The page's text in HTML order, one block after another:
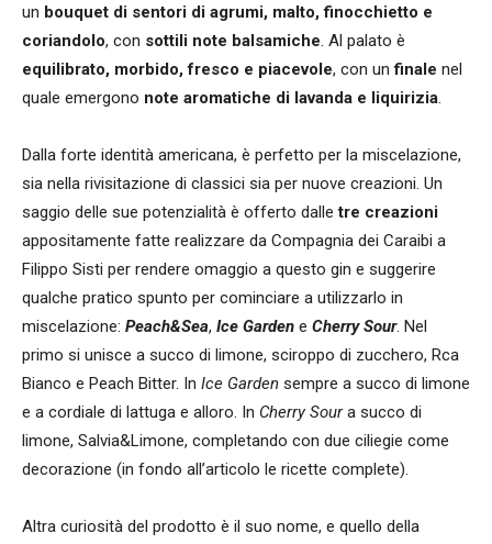
un bouquet di sentori di agrumi, malto, finocchietto e
coriandolo, con sottili note balsamiche . Al palato è
equilibrato, morbido, fresco e piacevole, con unfinale nel
quale emergono note aromatiche di lavanda e liquirizia
Dalla forte identità americana, è perfetto per la miscelazione,
sia nella rivisitazione di classici sia per nuove creazioni. Un
saggio delle sue potenzialità è offerto dalletre creazioni
appositamente fatte realizzare da Compagnia dei Caraibi a
Filippo Sisti per rendere omaggio a questo gin e suggerire
qualche pratico spunto per cominciare a utilizzarlo in
miscelazione: Peach&Sea, Ice Garden e Cherry Sour. Nel
primo si unisce a succo di limone, sciroppo di zucchero, Rca
Bianco e Peach Bitter. In Ice Garden sempre a succo di limone
e a cordiale di lattuga e alloro. In Cherry Soura succo di
limone, Salvia&Limone, completando con due ciliegie come
decorazione (in fondo all’articolo le ricette complete).
Altra curiosità del prodotto è il suo nome, e quello della